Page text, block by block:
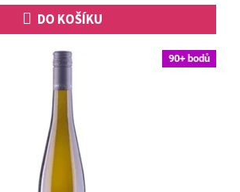
DO KOŠÍKU
90+ bodů